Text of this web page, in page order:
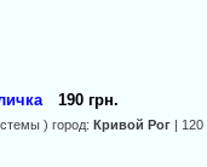
190 грн.
) город: Кривой Рог| 120